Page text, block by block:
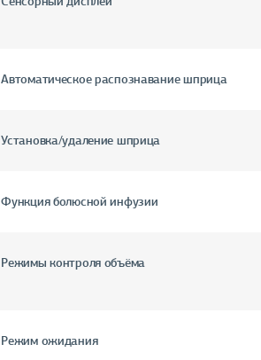
Автоматическое распознавание шприца
Установка/удаление шприца
Функция болюсной инфузии
Режимы контроля объёма
Режим ожидания